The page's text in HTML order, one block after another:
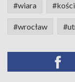
#wiara
#wrocław